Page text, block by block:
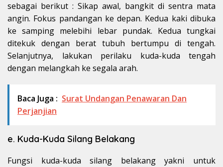
sebagai berikut : Sikap awal, bangkit di sentra mata
angin. Fokus pandangan ke depan. Kedua kaki dibuka
ke samping melebihi lebar pundak. Kedua tungkai
ditekuk dengan berat tubuh bertumpu di tengah.
Selanjutnya, lakukan perilaku kuda-kuda tengah
dengan melangkah ke segala arah.
Baca Juga : Surat Undangan Penawaran Dan
Perjanjian
e. Kuda-Kuda Silang Belakang
Fungsi kuda-kuda silang belakang yakni untuk